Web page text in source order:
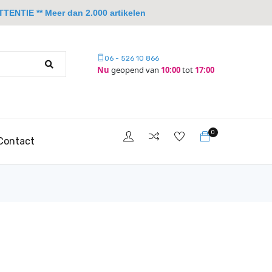
06 - 526 10 866
Nu geopend van 10:00tot 17:00
0
** Meer dan 2.000 artikelen